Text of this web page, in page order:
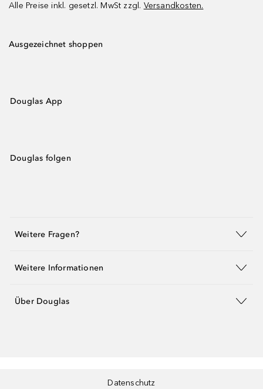
Alle Preise inkl. gesetzl. MwSt zzgl. Versandkosten.
Ausgezeichnet shoppen
Douglas App
Douglas folgen
Weitere Fragen?
Weitere Informationen
Über Douglas
Datenschutz